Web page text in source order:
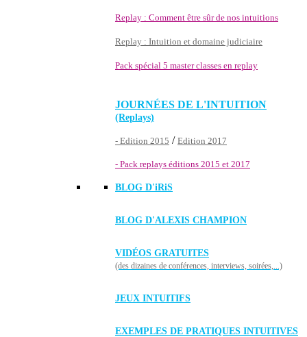
Replay : Comment être sûr de nos intuitions
Replay : Intuition et domaine judiciaire
Pack spécial 5 master classes en replay
JOURNÉES DE L'INTUITION
(Replays)
- Edition 2015 / Edition 2017
- Pack replays éditions 2015 et 2017
BLOG D'iRiS
BLOG D'ALEXIS CHAMPION
VIDÉOS GRATUITES
(des dizaines de conférences, interviews, soirées,...)
JEUX INTUITIFS
EXEMPLES DE PRATIQUES INTUITIVES